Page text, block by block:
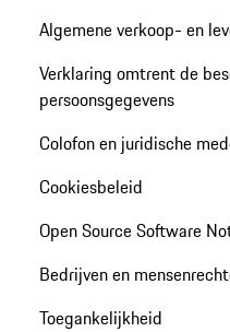
Algemene verkoop- en
Verklaring omtrent de
persoonsgegevens
Colofon en juridische
Cookiesbeleid
Open Source Software
Bedrijven en
Toegankelijkheid